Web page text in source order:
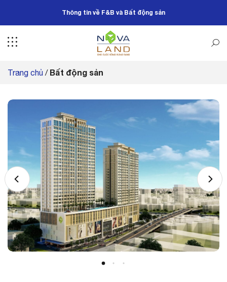
dung
Thông tin về F&B và Bất động sản
Trang chủ / Bất động sản